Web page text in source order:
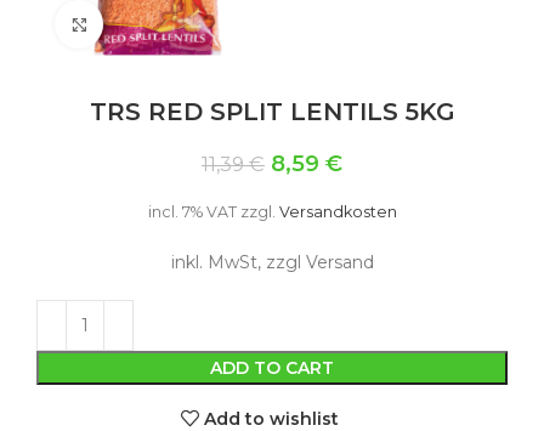
Click to enlarge
TRS RED SPLIT LENTILS 5KG
11,39€ 8,59 €
incl. 7% VAT zzgl. Versandkosten
inkl. MwSt, zzgl Versand
ADD TO CART
Add to wishlist